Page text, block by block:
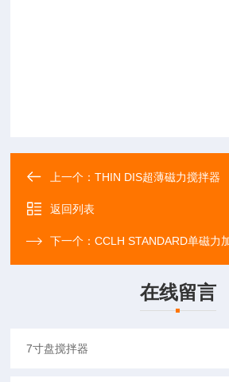
上一个：THIN DIS超薄磁力搅拌器
返回列表
下一个：CCLH STANDARD单磁力
在线留言